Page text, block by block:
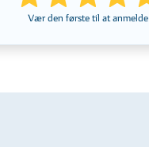
Vær den første til at anmelde